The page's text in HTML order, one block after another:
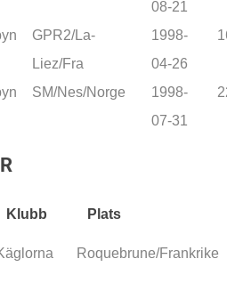
08-21
GPR2/La-
Liez/Fra
1998-
04-26
SM/Nes/Norge
1998-
07-31
Klubb Plats
Roquebrune/Frankrike